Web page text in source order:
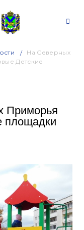
На Северных
Детские
Приморья
площадки